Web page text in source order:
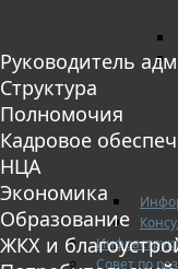
Совет по
Руководитель
Структура
Полномочия
Кадровое
НЦА
Экономика
Образование
ЖКХ и